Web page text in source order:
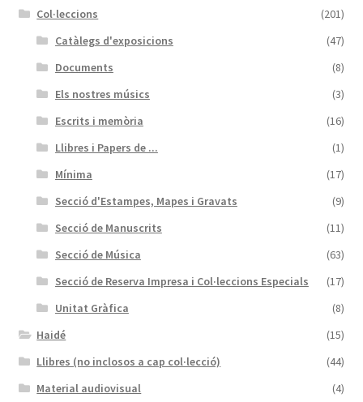
Col·leccions
(201)
Catàlegs d'exposicions
(47)
Documents
(8)
Els nostres músics
(3)
Escrits i memòria
(16)
Llibres i Papers de ...
(1)
Mínima
(17)
Secció d'Estampes, Mapes i Gravats
(9)
Secció de Manuscrits
(11)
Secció de Música
(63)
Secció de Reserva Impresa i Col·leccions Especials
(17)
Unitat Gràfica
(8)
Haidé
(15)
Llibres (no inclosos a cap col·lecció)
(44)
Material audiovisual
(4)